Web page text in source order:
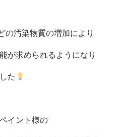
の汚染物質の増加により
が求められるようになり
た
イント様の